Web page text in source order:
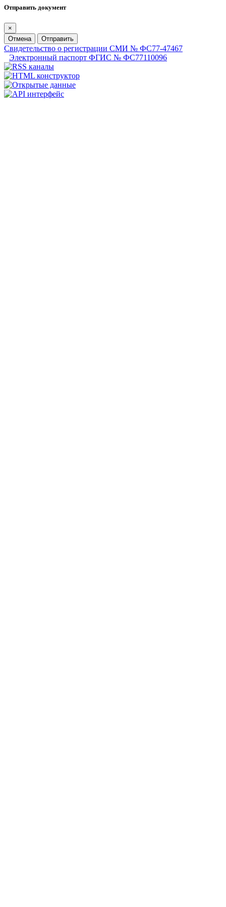
Отправить документ
×
Отмена
Отправить
Свидетельство о регистрации СМИ № ФС77-47467
Электронный паспорт ФГИС № ФС77110096